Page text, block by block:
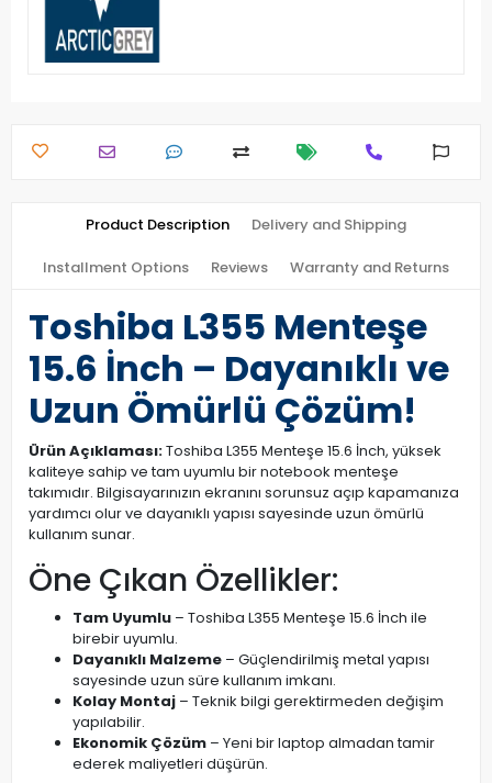
Product Description Delivery and Shipping
Installment Options Reviews Warranty and Returns
Toshiba L355 Menteşe
15.6 İnch – Dayanıklı ve
Uzun Ömürlü Çözüm!
Ürün Açıklaması:Toshiba L355 Menteşe 15.6 İnch, yüksek
kaliteye sahip ve tam uyumlu bir notebook menteşe
takımıdır. Bilgisayarınızın ekranını sorunsuz açıp kapamanıza
yardımcı olur ve dayanıklı yapısı sayesinde uzun ömürlü
kullanım sunar.
Öne Çıkan Özellikler:
Tam Uyumlu – Toshiba L355 Menteşe 15.6 İnch ile
birebir uyumlu.
Dayanıklı Malzeme – Güçlendirilmiş metal yapısı
sayesinde uzun süre kullanım imkanı.
Kolay Montaj – Teknik bilgi gerektirmeden değişim
yapılabilir.
Ekonomik Çözüm – Yeni bir laptop almadan tamir
ederek maliyetleri düşürün.